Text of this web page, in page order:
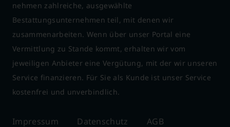
nehmen zahlreiche, ausgewählte
Bestattungsunternehmen teil, mit denen wir
zusammenarbeiten. Wenn über unser Portal eine
Vermittlung zu Stande kommt, erhalten wir vom
jeweiligen Anbieter eine Vergütung, mit der wir unseren
Service finanzieren. Für Sie als Kunde ist unser Service
kostenfrei und unverbindlich.
Impressum Datenschutz AGB